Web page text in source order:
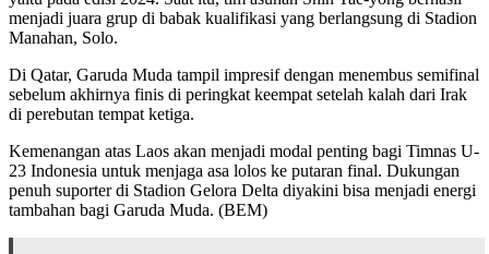
menjadi juara grup di babak kualifikasi yang berlangsung di Stadion
Manahan, Solo.
Di Qatar, Garuda Muda tampil impresif dengan menembus semifinal
sebelum akhirnya finis di peringkat keempat setelah kalah dari Irak
di perebutan tempat ketiga.
Kemenangan atas Laos akan menjadi modal penting bagi Timnas U-
23 Indonesia untuk menjaga asa lolos ke putaran final. Dukungan
penuh suporter di Stadion Gelora Delta diyakini bisa menjadi energi
tambahan bagi Garuda Muda. (BEM)